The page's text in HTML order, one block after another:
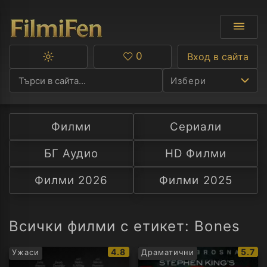
Избери
Ф
С
А
Превключване
тъмна
тема
Любими
0 Вход в сайта
Филми
Сериали
БГ Аудио
HD Филми
Филми 2026
Филми 2025
Всички филми с етикет: Bones
Ужаси
IMDb
рейтинг:
4.8 Драматични
IMDb
5.7